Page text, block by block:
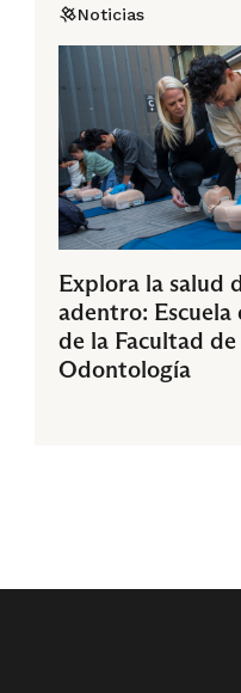
Noticias
Explora la salud
adentro:
de la Facultad
Odontología